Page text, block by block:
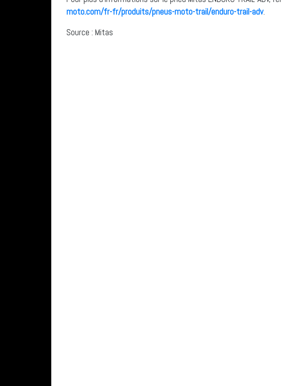
moto.com/fr-fr/produits/pneus-moto-trail/enduro-trail-adv.
Source : Mitas